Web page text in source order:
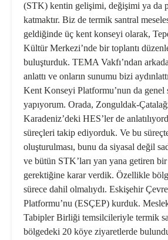
(STK) kentin geli­şimi, değişimi ya da
katmaktır. Biz de termik santral
geldiğinde üç kent konseyi olarak,
Kültür Merkezi’nde bir toplantı
buluşturduk. TEMA Vakfı’ndan
anlattı ve onların su­numu bizi
Kent Konseyi Platformu’nun da genel
yapıyorum. Orada, Zonguldak-
Karadeniz’deki HES’ler de
süreçleri takip ediyorduk. Ve bu
oluşturulması, bunu da siyasal değil
ve bütün STK’ları yan yana getiren bir
gerektiğine karar ver­dik. Özellikle
sürece dahil olmalıydı. Eskişe­hir
Platformu’nu (ESÇEP) kurduk.
Tabipler Birliği temsilcileriyle ter­mik
bölgedeki 20 köye ziyaretlerde